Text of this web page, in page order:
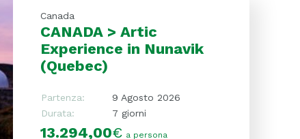
Canada
CANADA > Artic
Experience in Nunavik
(Quebec)
Partenza:
9 Agosto 2026
Durata:
7 giorni
13.294,00€ a persona